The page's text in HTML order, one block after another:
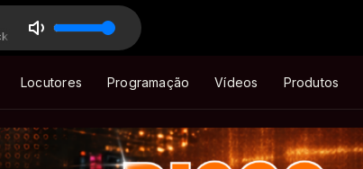
Mascote - BIGHITZ
(Jam's Remix)
Locutores Programação Vídeos Produtos